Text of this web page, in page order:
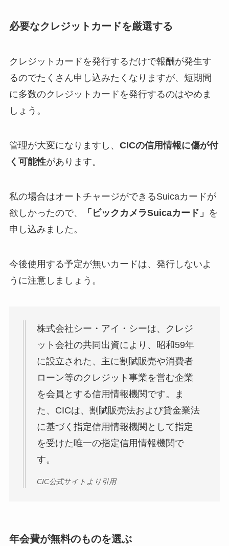
必要なクレジットカードを厳選する
クレジットカードを発行するだけで報酬が発生す
るのでたくさん申し込みたくなりますが、短期間
に多数のクレジットカードを発行するのはやめま
しょう。
管理が大変になりますし、 CICの信用情報に傷が付
く可能性があります。
私の場合はオートチャージができるSuicaカードが
欲しかったので、
「ビックカメラSuicaカード」 を
申し込みました。
今後使用する予定が無いカードは、発行しないよ
うに注意しましょう。
株式会社シー・アイ・シーは、クレジ
ット会社の共同出資により、昭和59年
に設立された、主に割賦販売や消費者
ローン等のクレジット事業を営む企業
を会員とする信用情報機関です。ま
た、CICは、割賦販売法および貸金業法
に基づく指定信用情報機関として指定
を受けた唯一の指定信用情報機関で
す。
CIC公式サイトより引用
年会費が無料のものを選ぶ